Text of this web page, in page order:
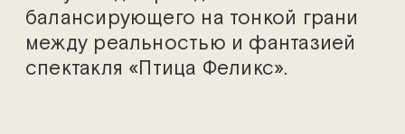
балансирующего на тонкой грани
между реальностью и фантазией
спектакля «Птица Феликс».